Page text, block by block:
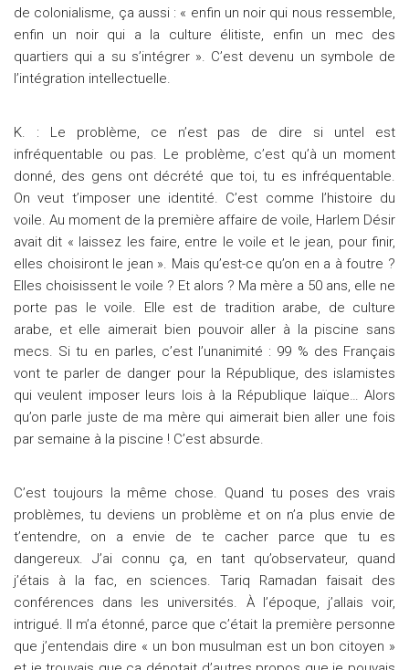
de colonialisme, ça aussi : « enfin un noir qui nous ressemble,
enfin un noir qui a la culture élitiste, enfin un mec des
quartiers qui a su s’intégrer ». C’est devenu un symbole de
l’intégration intellectuelle.
K. : Le problème, ce n’est pas de dire si untel est
infréquentable ou pas. Le problème, c’est qu’à un moment
donné, des gens ont décrété que toi, tu es infréquentable.
On veut t’imposer une identité. C’est comme l’histoire du
voile. Au moment de la première affaire de voile, Harlem Désir
avait dit « laissez les faire, entre le voile et le jean, pour finir,
elles choisiront le jean ». Mais qu’est-ce qu’on en a à foutre ?
Elles choisissent le voile ? Et alors ? Ma mère a 50 ans, elle ne
porte pas le voile. Elle est de tradition arabe, de culture
arabe, et elle aimerait bien pouvoir aller à la piscine sans
mecs. Si tu en parles, c’est l’unanimité : 99 % des Français
vont te parler de danger pour la République, des islamistes
qui veulent imposer leurs lois à la République laïque… Alors
qu’on parle juste de ma mère qui aimerait bien aller une fois
par semaine à la piscine ! C’est absurde.
C’est toujours la même chose. Quand tu poses des vrais
problèmes, tu deviens un problème et on n’a plus envie de
t’entendre, on a envie de te cacher parce que tu es
dangereux. J’ai connu ça, en tant qu’observateur, quand
j’étais à la fac, en sciences. Tariq Ramadan faisait des
conférences dans les universités. À l’époque, j’allais voir,
intrigué. Il m’a étonné, parce que c’était la première personne
que j’entendais dire « un bon musulman est un bon citoyen »